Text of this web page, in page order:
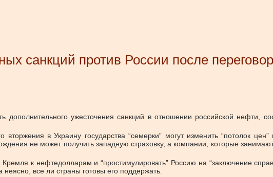
санкций против России после
дополнительного ужесточения санкций в отношении российской нефти,
вторжения в Украину государства “семерки” могут изменить “потолок
не может получить западную страховку, а компании, которые
к нефтедолларам и “простимулировать” Россию на “заключение
все ли страны готовы его поддержать.